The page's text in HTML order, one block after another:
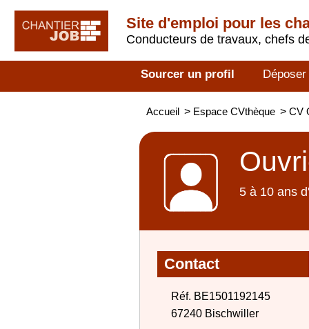
Site d'emploi pour les
Conducteurs de travaux, chefs
Sourcer un profil
Accueil > Espace CVthèque > CV
5 à 10 ans
Contact
Réf. BE1501192145
67240 Bischwiller